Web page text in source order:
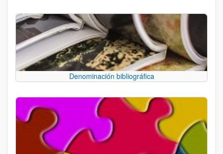
Denominación bibliográfica